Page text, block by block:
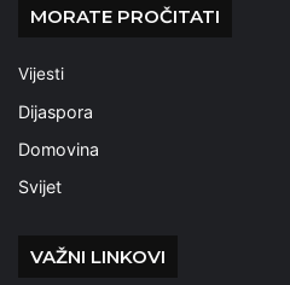
MORATE PROČITATI
Vijesti
Dijaspora
Domovina
Svijet
VAŽNI LINKOVI